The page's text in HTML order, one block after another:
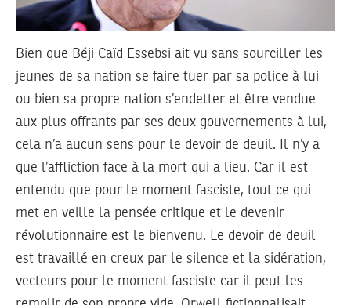
Bien que Béji Caïd Essebsi ait vu sans sourciller les
jeunes de sa nation se faire tuer par sa police à lui
ou bien sa propre nation s’endetter et être vendue
aux plus offrants par ses deux gouvernements à lui,
cela n’a aucun sens pour le devoir de deuil. Il n’y a
que l’affliction face à la mort qui a lieu. Car il est
entendu que pour le moment fasciste, tout ce qui
met en veille la pensée critique et le devenir
révolutionnaire est le bienvenu. Le devoir de deuil
est travaillé en creux par le silence et la sidération,
vecteurs pour le moment fasciste car il peut les